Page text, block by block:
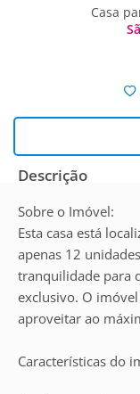
Casa
Descrição
Sobre o Imóvel:
Esta casa está
apenas 12
tranquilidade para
exclusivo. O
aproveitar ao
Características do